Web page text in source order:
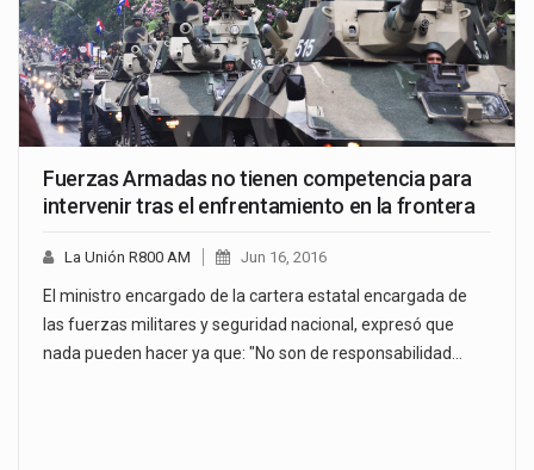
Fuerzas Armadas no tienen competencia para
intervenir tras el enfrentamiento en la frontera
La Unión R800 AM Jun 16, 2016
El ministro encargado de la cartera estatal encargada de
las fuerzas militares y seguridad nacional, expresó que
nada pueden hacer ya que: "No son de responsabilidad…